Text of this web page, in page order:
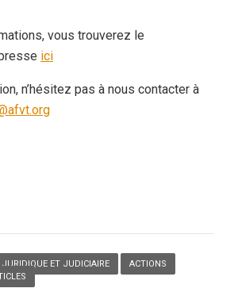
vous trouverez le
ici
n’hésitez pas à nous contacter à
ET JUDICIAIRE ACTIONS